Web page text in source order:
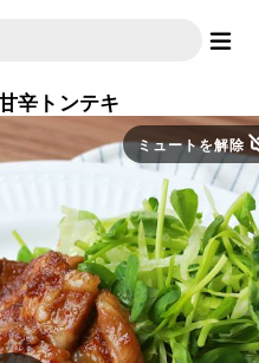
辛トンテキ
ミュートを解除